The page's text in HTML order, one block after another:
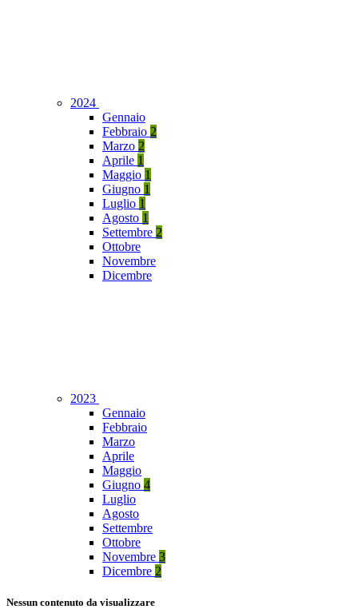
2024
Gennaio
Febbraio 2
Marzo 2
Aprile 1
Maggio 1
Giugno 1
Luglio 1
Agosto 1
Settembre 2
Ottobre
Novembre
Dicembre
2023
Gennaio
Febbraio
Marzo
Aprile
Maggio
Giugno 4
Luglio
Agosto
Settembre
Ottobre
Novembre 3
Dicembre 2
Nessun contenuto da visualizzare